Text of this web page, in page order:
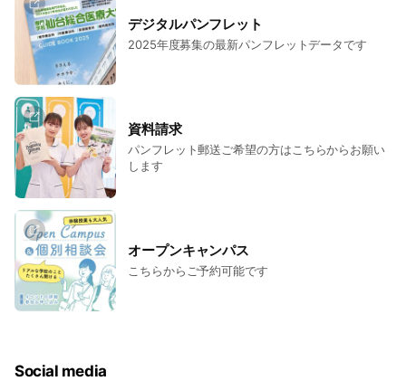
デジタルパンフレット
2025年度募集の最新パンフレットデータです
資料請求
パンフレット郵送ご希望の方はこちらからお願い
します
オープンキャンパス
こちらからご予約可能です
Social media